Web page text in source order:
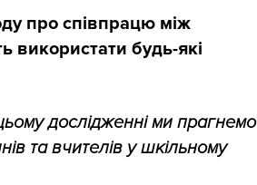
про співпрацю між
використати будь-які
дослідженні ми прагнемо
та вчителів у шкільному